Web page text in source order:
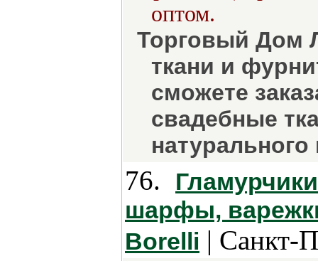
оптом.
Торговый Дом
ткани и
сможете
свадебные
76.
шарфы,
Borelli | Санкт-